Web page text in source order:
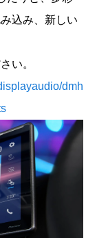
込み、新しい
い。
dmh